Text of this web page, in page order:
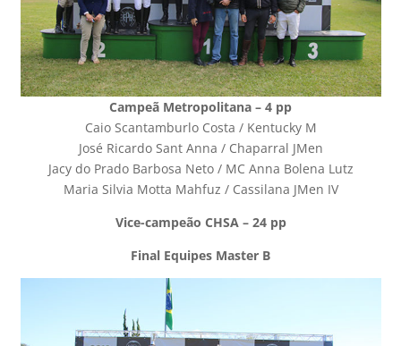
Campeã Metropolitana – 4 pp
Caio Scantamburlo Costa / Kentucky M
José Ricardo Sant Anna / Chaparral JMen
Jacy do Prado Barbosa Neto / MC Anna Bolena Lutz
Maria Silvia Motta Mahfuz / Cassilana JMen IV
Vice-campeão CHSA – 24 pp
Final Equipes Master B